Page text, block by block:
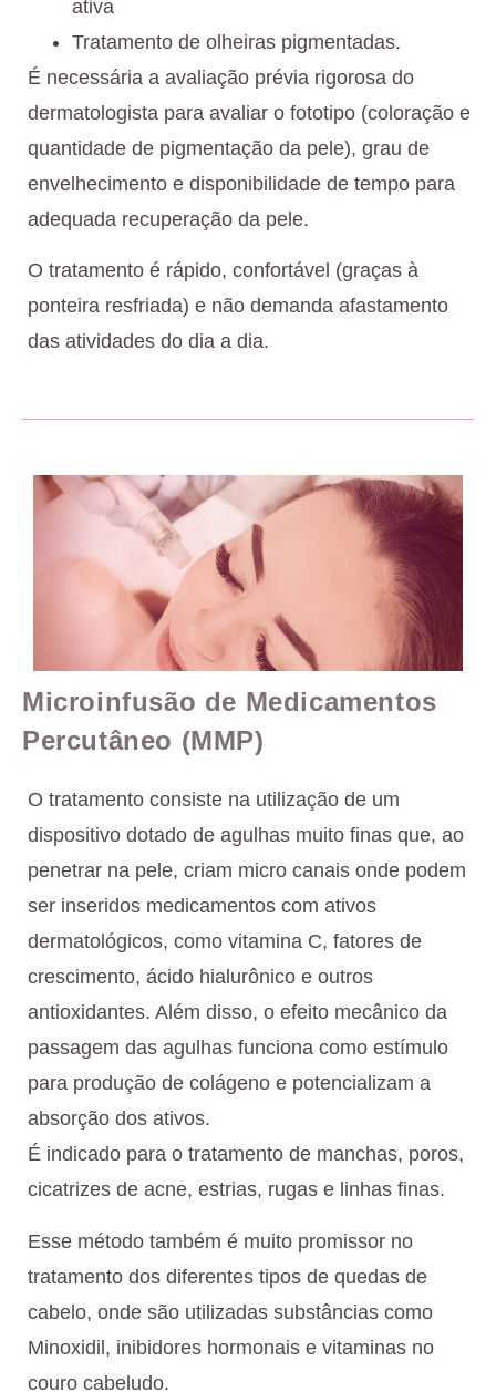
ativa
Tratamento de olheiras pigmentadas.
É necessária a avaliação prévia rigorosa do
dermatologista para avaliar o fototipo (coloração e
quantidade de pigmentação da pele), grau de
envelhecimento e disponibilidade de tempo para
adequada recuperação da pele.
O tratamento é rápido, confortável (graças à
ponteira resfriada) e não demanda afastamento
das atividades do dia a dia.
Microinfusão de Medicamentos
Percutâneo (MMP)
O tratamento consiste na utilização de um
dispositivo dotado de agulhas muito finas que, ao
penetrar na pele, criam micro canais onde podem
ser inseridos medicamentos com ativos
dermatológicos, como vitamina C, fatores de
crescimento, ácido hialurônico e outros
antioxidantes. Além disso, o efeito mecânico da
passagem das agulhas funciona como estímulo
para produção de colágeno e potencializam a
absorção dos ativos.
É indicado para o tratamento de manchas, poros,
cicatrizes de acne, estrias, rugas e linhas finas.
Esse método também é muito promissor no
tratamento dos diferentes tipos de quedas de
cabelo, onde são utilizadas substâncias como
Minoxidil, inibidores hormonais e vitaminas no
couro cabeludo.